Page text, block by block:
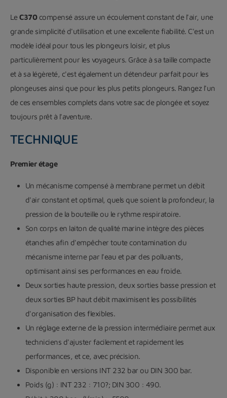
LeC370compensé assure un écoulement constant de l'air, une
grande simplicité d'utilisation et une excellente fiabilité. C'est un
modèle idéal pour tous les plongeurs loisir, et plus
particulièrement pour les voyageurs. Grâce à sa taille compacte
et à sa légèreté, c'est également un détendeur parfait pour les
plongeuses ainsi que pour les plus petits plongeurs. Rangez l'un
de ces ensembles complets dans votre sac de plongée et soyez
toujours prêt à l'aventure.
TECHNIQUE
Premier étage
Un mécanisme compensé à membrane permet un débit
d'air constant et optimal, quels que soient la profondeur, la
pression de la bouteille ou le rythme respiratoire.
Son corps en laiton de qualité marine intègre des pièces
étanches afin d'empêcher toute contamination du
mécanisme interne par l'eau et par des polluants,
optimisant ainsi ses performances en eau froide.
Deux sorties haute pression, deux sorties basse pression et
deux sorties BP haut débit maximisent les possibilités
d'organisation des flexibles.
Un réglage externe de la pression intermédiaire permet aux
techniciens d'ajuster facilement et rapidement les
performances, et ce, avec précision.
Disponible en versions INT 232 bar ou DIN 300 bar.
Poids (g) : INT 232 : 710?; DIN 300 : 490.